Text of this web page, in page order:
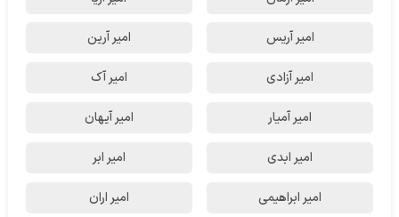
امیر آریس امیر آرین
امیر آزادی امیر آک
امیر آمیار امیر آیهان
امیر ابدی امیر ابر
امیر ابراهیمی امیر اران